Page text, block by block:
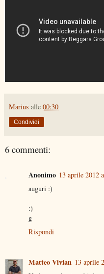
Marius alle 00:30
Condividi
6 commenti:
Anonimo 13 aprile 2012
auguri :)
:)
g
Rispondi
Matteo Vivian 13 aprile